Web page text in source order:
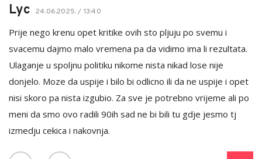
Lyc 24.06.2025. / 13:40
Prije nego krenu opet kritike ovih sto pljuju po svemu i
svacemu dajmo malo vremena pa da vidimo ima li rezultata.
Ulaganje u spoljnu politiku nikome nista nikad lose nije
donjelo. Moze da uspije i bilo bi odlicno ili da ne uspije i opet
nisi skoro pa nista izgubio. Za sve je potrebno vrijeme ali po
meni da smo ovo radili 90ih sad ne bi bili tu gdje jesmo tj
izmedju cekica i nakovnja.